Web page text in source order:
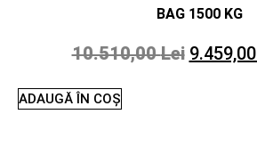
BAG 1500 KG
10.510,00Lei 9.459,00
ADAUGĂ ÎN COȘ